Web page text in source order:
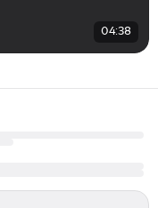
04:38